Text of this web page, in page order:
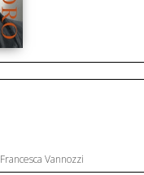
Francesca Vannozzi